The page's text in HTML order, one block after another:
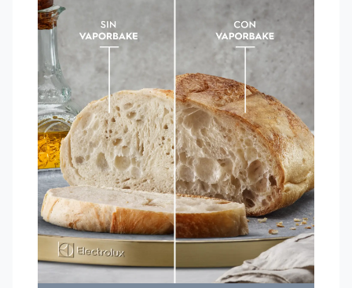
-Encendido Automático:
Botón de Encendido
Eléctrico para mayor practicidad y seguridad al
encender las hornillas.
-Manija de puerta del horno:
Con acabado en
alambrón, es más seguro y fácil de usar, además de
realzar la belleza del diseño
-Quemadores Sellados:Facilita la limpieza de la
mesa sin acumular suciedad en la encimera.
-Puerta Full Glass:Mayor visibilidad a través de la
puerta del horno, sin tener que abrirla durante el
proceso de cocción.
-Vidrio Templado:Después de preparar tu comida,
cierra la tapa de vidrio templado y conviértela en
una mesa multifuncional para maximizar el espacio
-Luz en el horno:Mayor visibilidad en el proceso de
cocción
-Vidrio interno removible:Retire el cristal interno